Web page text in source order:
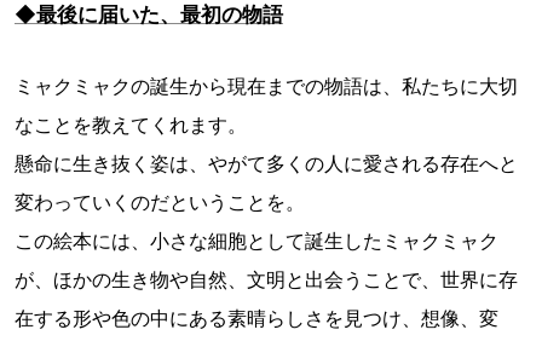
◆最後に届いた、最初の物語
ミャクミャクの誕生から現在までの物語は、私たちに大切
なことを教えてくれます。
懸命に生き抜く姿は、やがて多くの人に愛される存在へと
変わっていくのだということを。
この絵本には、小さな細胞として誕生したミャクミャク
が、ほかの生き物や自然、文明と出会うことで、世界に存
在する形や色の中にある素晴らしさを見つけ、想像、変